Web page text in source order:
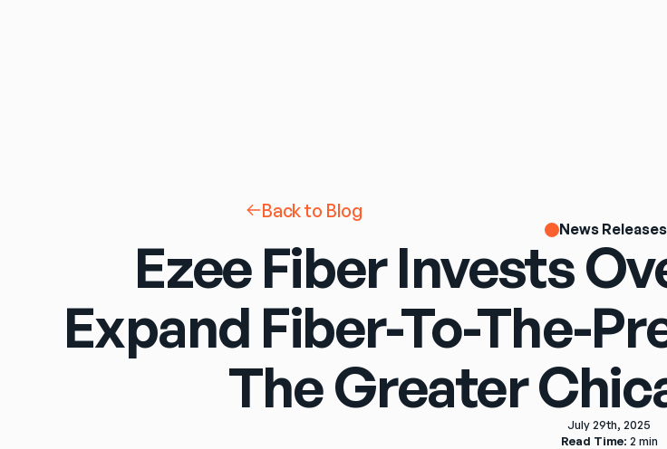
Back to Blog
News Releases
Ezee Fiber Invests
Expand Fiber-To-The-
The Greater
July 29th, 2025
Read Time: 2 min